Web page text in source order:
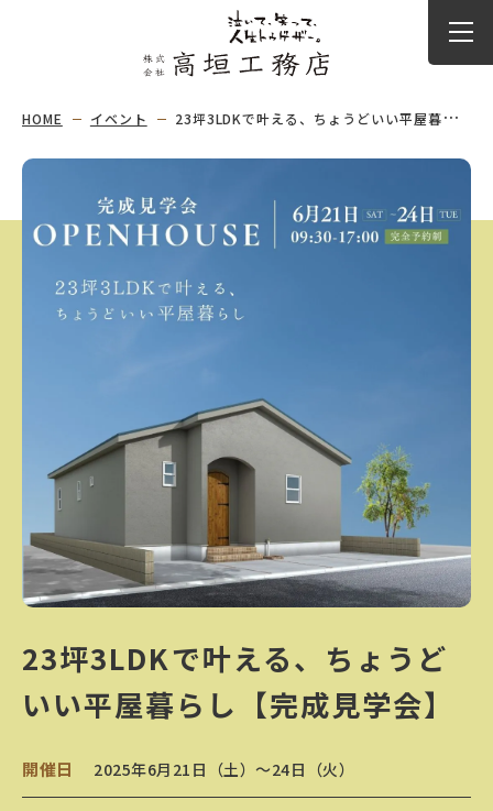
HOME イベント 23坪3LDKで叶える、ちょうどいい平屋暮らし【完成見学会】
23坪3LDKで叶える、ちょうど
いい平屋暮らし【完成見学会】
開催日 2025年6月21日（土）〜24日（火）